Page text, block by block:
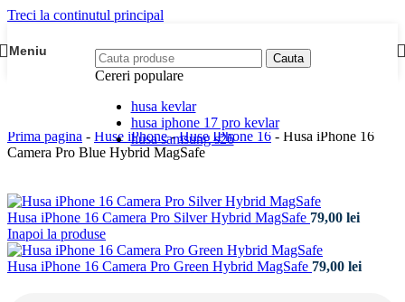
Treci la continutul principal
Meniu Cauta
Cereri populare
husa kevlar
husa iphone 17 pro kevlar
husa samsung s26
Prima pagina - Huse iPhone-Huse IPhone 16 - Husa iPhone 16
Camera Pro Blue Hybrid MagSafe
Husa iPhone 16 Camera Pro Silver Hybrid MagSafe 79,00 lei
Inapoi la produse
Husa iPhone 16 Camera Pro Green Hybrid MagSafe 79,00 lei